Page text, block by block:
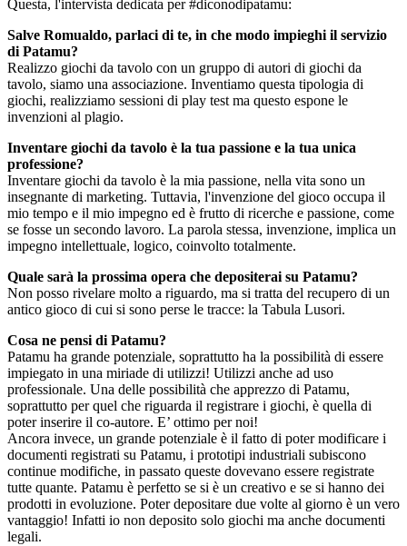
Questa, l'intervista dedicata per #diconodipatamu:
Salve Romualdo, parlaci di te, in che modo impieghi il servizio
di Patamu?
Realizzo giochi da tavolo con un gruppo di autori di giochi da
tavolo, siamo una associazione. Inventiamo questa tipologia di
giochi, realizziamo sessioni di play test ma questo espone le
invenzioni al plagio.
Inventare giochi da tavolo è la tua passione e la tua unica
professione?
Inventare giochi da tavolo è la mia passione, nella vita sono un
insegnante di marketing. Tuttavia, l'invenzione del gioco occupa il
mio tempo e il mio impegno ed è frutto di ricerche e passione, come
se fosse un secondo lavoro. La parola stessa, invenzione, implica un
impegno intellettuale, logico, coinvolto totalmente.
Quale sarà la prossima opera che depositerai su Patamu?
Non posso rivelare molto a riguardo, ma si tratta del recupero di un
antico gioco di cui si sono perse le tracce: la Tabula Lusori.
Cosa ne pensi di Patamu?
Patamu ha grande potenziale, soprattutto ha la possibilità di essere
impiegato in una miriade di utilizzi! Utilizzi anche ad uso
professionale. Una delle possibilità che apprezzo di Patamu,
soprattutto per quel che riguarda il registrare i giochi, è quella di
poter inserire il co-autore. E’ ottimo per noi!
Ancora invece, un grande potenziale è il fatto di poter modificare i
documenti registrati su Patamu, i prototipi industriali subiscono
continue modifiche, in passato queste dovevano essere registrate
tutte quante. Patamu è perfetto se si è un creativo e se si hanno dei
prodotti in evoluzione. Poter depositare due volte al giorno è un vero
vantaggio! Infatti io non deposito solo giochi ma anche documenti
legali.